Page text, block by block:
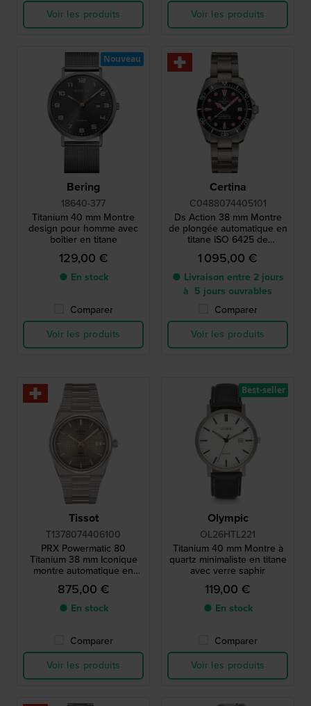
Voir les produits
Voir les produits
Bering
18640-377
Titanium 40 mm Montre
design pour homme avec
boîtier en titane
129,00 €
● En stock
Comparer
Voir les produits
Nouveau
Certina
C0488074405101
Ds Action 38 mm Montre
de plongée automatique en
titane ISO 6425 de
fabrication suisse
1 095,00 €
● Livraison entre 2 jours
à 5 jours ouvrables
Comparer
Voir les produits
Tissot
T1378074406100
PRX Powermatic 80
Titanium 38 mm Iconique
montre automatique en
titane fabriquée en Suisse
en 1978
875,00 €
● En stock
Comparer
Voir les produits
Olympic
OL26HTL221
Titanium 40 mm Montre à
quartz minimaliste en titane
avec verre saphir
119,00 €
● En stock
Comparer
Voir les produits
Best-seller